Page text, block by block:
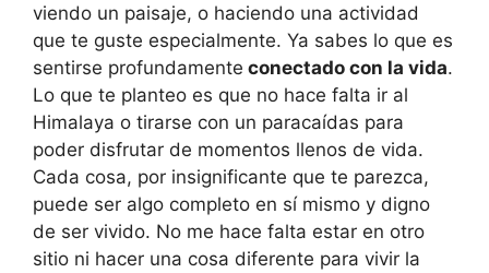
viendo un paisaje, o haciendo una actividad
que te guste especialmente. Ya sabes lo que es
sentirse profundamente conectado con la vida.
Lo que te planteo es que no hace falta ir al
Himalaya o tirarse con un paracaídas para
poder disfrutar de momentos llenos de vida.
Cada cosa, por insignificante que te parezca,
puede ser algo completo en sí mismo y digno
de ser vivido. No me hace falta estar en otro
sitio ni hacer una cosa diferente para vivir la